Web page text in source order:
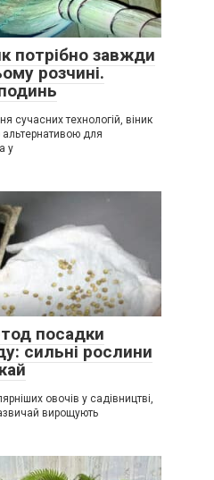
потрібно завжди
розчині.
сучасних технологій, віник
для
у
посадки
сильні рослини
овочів у садівництві,
вирощують